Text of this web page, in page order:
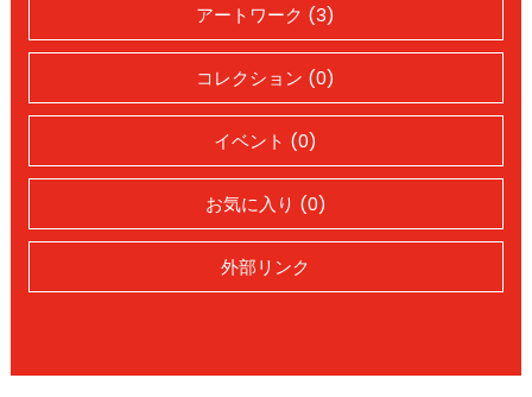
アートワーク (3)
コレクション (0)
イベント (0)
お気に入り (0)
外部リンク